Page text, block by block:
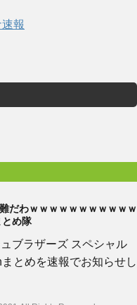
報
だわｗｗｗｗｗｗｗｗｗｗｗ
め隊
ブラザーズ スペシャル
とめを速報でお知らせし